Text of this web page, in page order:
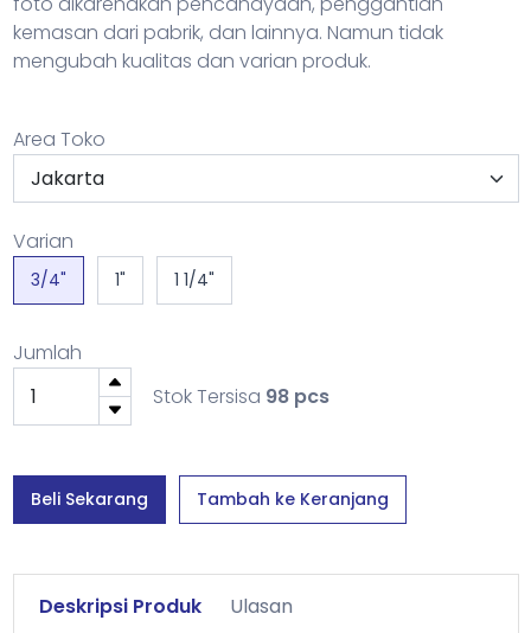
kemasan dari pabrik, dan lainnya. Namun tidak
mengubah kualitas dan varian produk.
Area Toko
Varian
3/4" 1" 1 1/4"
Jumlah
Stok Tersisa 98 pcs
Beli Sekarang Tambah ke Keranjang
Deskripsi Produk Ulasan